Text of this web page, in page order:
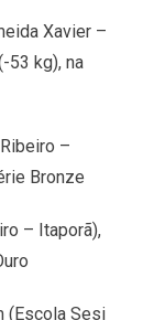
Xavier –
53 kg), na
–
Bronze
– Itaporã),
(Escola Sesi